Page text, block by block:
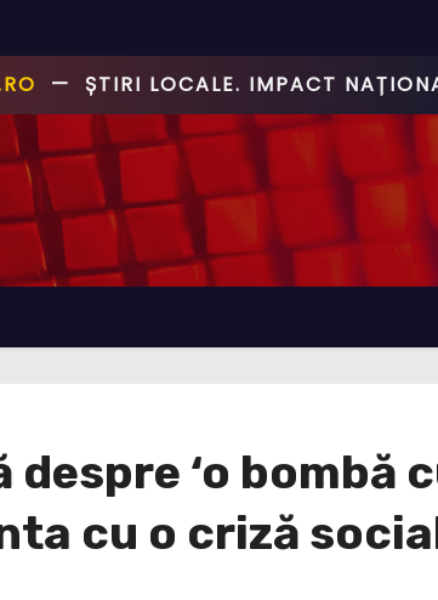
—ȘTIRI PE BUNE!
‘o bombă
cu o criză